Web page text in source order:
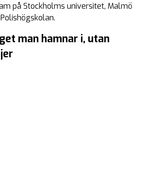
på Stockholms universitet, Malmö
man hamnar i, utan